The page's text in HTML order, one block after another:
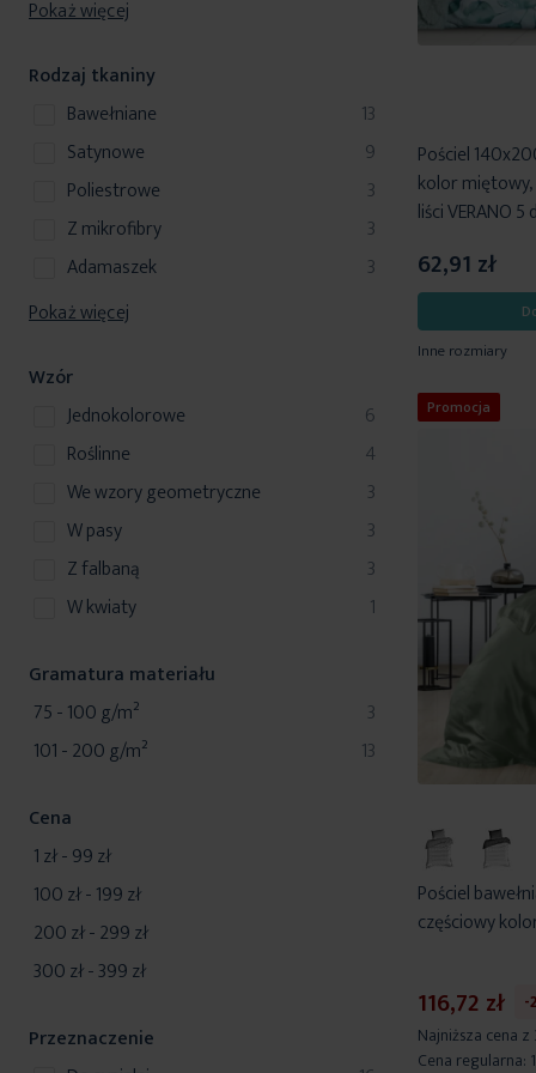
Pościel
kolor
liści VERANO
62,91 zł
Inne rozmiary
Promocja
Pościel
częściowy
116,72 zł
-
Najniższa cena
Cena regularna:
y
t
y
d
k
y
o
u
k
y
Pokaż więcej
Rodzaj tkaniny
bawełniane
13
produkty
satynowe
9
produkty
poliestrowe
3
produkty
z mikrofibry
3
produkty
adamaszek
3
produkty
Pokaż więcej
Wzór
jednokolorowe
6
produkty
roślinne
4
produkty
we wzory geometryczne
3
produkty
w pasy
3
produkty
z falbaną
3
produkty
w kwiaty
1produkt
Gramatura materiału
75 - 100 g/m²
3
produkty
101 - 200 g/m²
13
produkty
Cena
1 zł-99 zł
100 zł-199 zł
200 zł-299 zł
300 zł-399 zł
Przeznaczenie